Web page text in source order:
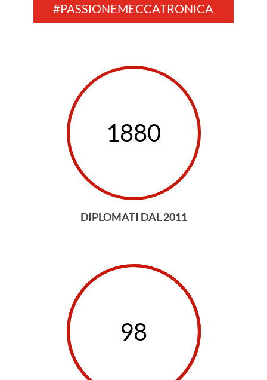
#PASSIONEMECCATRONICA
1880
DIPLOMATI DAL 2011
98